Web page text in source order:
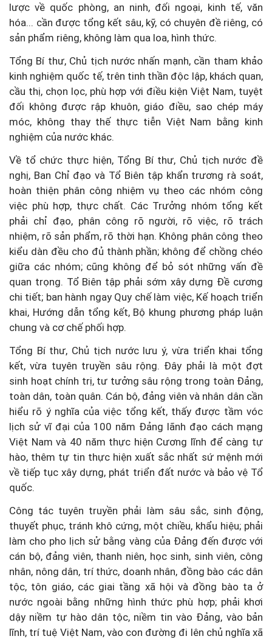
lược về quốc phòng, an ninh, đối ngoại, kinh tế, văn
hóa... cần được tổng kết sâu, kỹ, có chuyên đề riêng, có
sản phẩm riêng, không làm qua loa, hình thức.
Tổng Bí thư, Chủ tịch nước nhấn mạnh, cần tham khảo
kinh nghiệm quốc tế, trên tinh thần độc lập, khách quan,
cầu thị, chọn lọc, phù hợp với điều kiện Việt Nam, tuyệt
đối không được rập khuôn, giáo điều, sao chép máy
móc, không thay thế thực tiễn Việt Nam bằng kinh
nghiệm của nước khác.
Về tổ chức thực hiện, Tổng Bí thư, Chủ tịch nước đề
nghị, Ban Chỉ đạo và Tổ Biên tập khẩn trương rà soát,
hoàn thiện phân công nhiệm vụ theo các nhóm công
việc phù hợp, thực chất. Các Trưởng nhóm tổng kết
phải chỉ đạo, phân công rõ người, rõ việc, rõ trách
nhiệm, rõ sản phẩm, rõ thời hạn. Không phân công theo
kiểu dàn đều cho đủ thành phần; không để chồng chéo
giữa các nhóm; cũng không để bỏ sót những vấn đề
quan trọng. Tổ Biên tập phải sớm xây dựng Đề cương
chi tiết; ban hành ngay Quy chế làm việc, Kế hoạch triển
khai, Hướng dẫn tổng kết, Bộ khung phương pháp luận
chung và cơ chế phối hợp.
Tổng Bí thư, Chủ tịch nước lưu ý, vừa triển khai tổng
kết, vừa tuyên truyền sâu rộng. Đây phải là một đợt
sinh hoạt chính trị, tư tưởng sâu rộng trong toàn Đảng,
toàn dân, toàn quân. Cán bộ, đảng viên và nhân dân cần
hiểu rõ ý nghĩa của việc tổng kết, thấy được tầm vóc
lịch sử vĩ đại của 100 năm Đảng lãnh đạo cách mạng
Việt Nam và 40 năm thực hiện Cương lĩnh để càng tự
hào, thêm tự tin thực hiện xuất sắc nhất sứ mệnh mới
về tiếp tục xây dựng, phát triển đất nước và bảo vệ Tổ
quốc.
Công tác tuyên truyền phải làm sâu sắc, sinh động,
thuyết phục, tránh khô cứng, một chiều, khẩu hiệu; phải
làm cho pho lịch sử bằng vàng của Đảng đến được với
cán bộ, đảng viên, thanh niên, học sinh, sinh viên, công
nhân, nông dân, trí thức, doanh nhân, đồng bào các dân
tộc, tôn giáo, các giai tầng xã hội và đồng bào ta ở
nước ngoài bằng những hình thức phù hợp; phải khơi
dậy niềm tự hào dân tộc, niềm tin vào Đảng, vào bản
lĩnh, trí tuệ Việt Nam, vào con đường đi lên chủ nghĩa xã